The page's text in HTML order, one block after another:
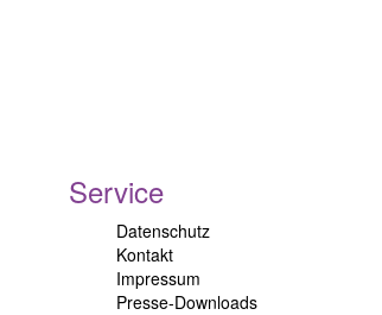
Service
Datenschutz
Kontakt
Impressum
Presse-Downloads